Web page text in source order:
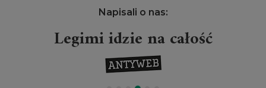
Napisali o nas:
Legimi idzie na całość